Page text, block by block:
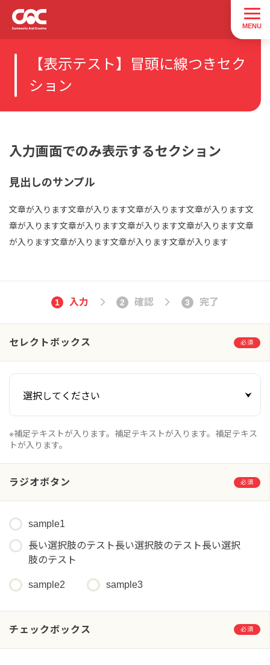
【表示テスト】冒頭に線つきセク
ション
入力画面でのみ表示するセクション
見出しのサンプル
文章が入ります文章が入ります文章が入ります文章が入ります文
章が入ります文章が入ります文章が入ります文章が入ります文章
が入ります文章が入ります文章が入ります文章が入ります
1 入力 2 確認 3 完了
セレクトボックス 必須
※補足テキストが入ります。補足テキストが入ります。補足テキス
トが入ります。
ラジオボタン 必須
sample1
長い選択肢のテスト長い選択肢のテスト長い選択
肢のテスト
sample2 sample3
チェックボックス 必須